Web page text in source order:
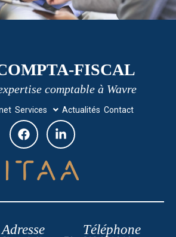
FISCAL
comptable à Wavre
Services Actualités Contact
Adresse Téléphone